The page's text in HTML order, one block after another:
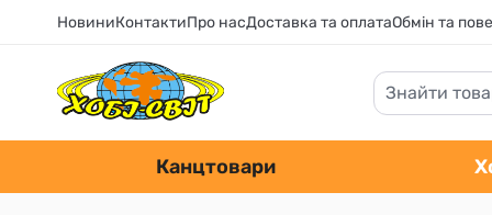
НовиниКонтактиПро насДоставка та оплатаОбмін та
Канцтовари